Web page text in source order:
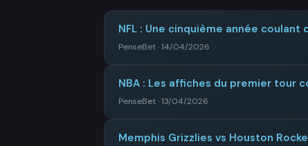
NFL : Une cinquième année
PenseBet · 14/04/2026
NBA : Les affiches du premier tour
PenseBet · 13/04/2026
Memphis Grizzlies vs Houston